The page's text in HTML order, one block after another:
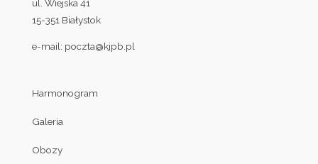
ul. Wiejska 41
15-351 Białystok
e-mail: poczta@kjpb.pl
Harmonogram
Galeria
Obozy